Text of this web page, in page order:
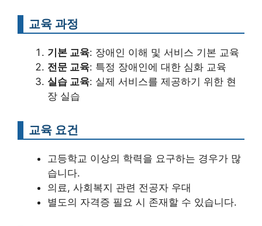
교육 과정
기본 교육: 장애인 이해 및 서비스 기본 교육
전문 교육: 특정 장애인에 대한 심화 교육
실습 교육: 실제 서비스를 제공하기 위한 현
장 실습
교육 요건
고등학교 이상의 학력을 요구하는 경우가 많
습니다.
의료, 사회복지 관련 전공자 우대
별도의 자격증 필요 시 존재할 수 있습니다.